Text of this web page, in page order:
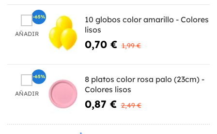
AÑADIR
10 globos color amarillo - Colores
lisos
0,70 € 1,99 €
-65%
AÑADIR
8 platos color rosa palo (23cm) -
Colores lisos
0,87 € 2,49 €
-65%